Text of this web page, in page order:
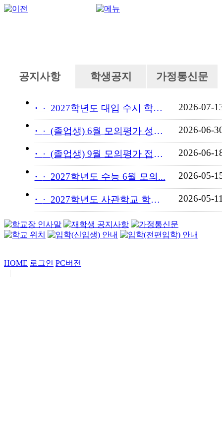
공지사항 학생공지 가정통신문
· 2027학년도 대입 수시 학교... 2026-07-
· (졸업생) 6월 모의평가 성적... 2026-06-
· (졸업생) 9월 모의평가 접수... 2026-06-
· 2027학년도 수능 6월 모의... 2026-05-
· 2027학년도 사관학교 학교장... 2026-05-
HOME 로그인 PC버전